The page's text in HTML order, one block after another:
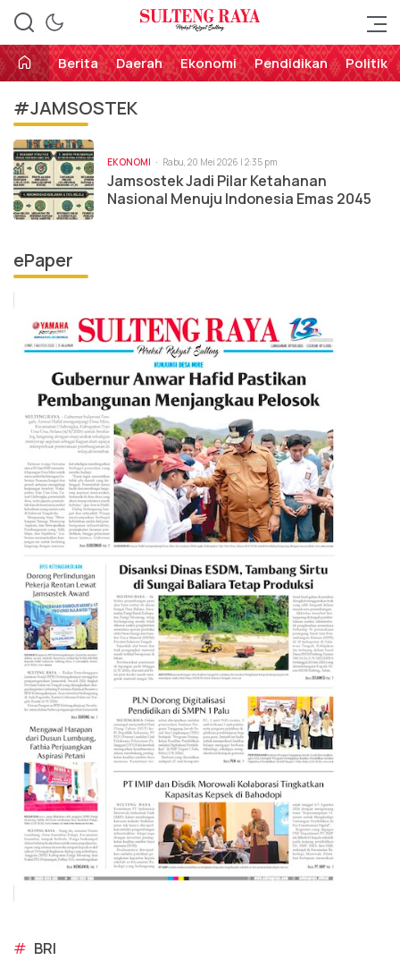
Sulteng Raya
Perekat Rakyat Sulteng
Berita
Daerah Ekonomi Pendidikan Politik
#JAMSOSTEK
EKONOMI Rabu, 20 Mei 2026 | 2:35 pm
Jamsostek Jadi Pilar Ketahanan
Nasional Menuju Indonesia Emas 2045
ePaper
# BRI